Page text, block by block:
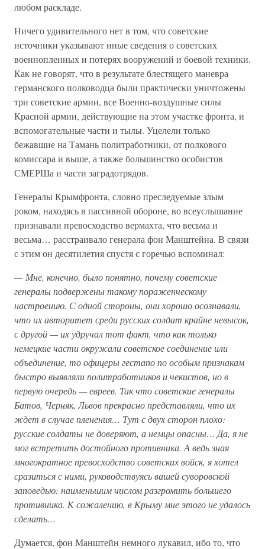
любом раскладе.
Ничего удивительного нет в том, что советские
источники указывают иные сведения о советских
военнопленных и потерях вооружений и боевой техники.
Как не говорят, что в результате блестящего маневра
германского полководца были практически уничтожены
три советские армии, все Военно-воздушные силы
Красной армии, действующие на этом участке фронта, и
вспомогательные части и тылы. Уцелели только
бежавшие на Тамань политработники, от полкового
комиссара и выше, а также большинство особистов
СМЕРШа и части заградотрядов.
Генералы Крымфронта, словно преследуемые злым
роком, находясь в пассивной обороне, во всеуслышание
признавали превосходство вермахта, что весьма и
весьма… расстраивало генерала фон Манштейна. В связи
с этим он десятилетия спустя с горечью вспоминал:
— Мне, конечно, было понятно, почему советские
генералы подвержены такому пораженческому
настроению. С одной стороны, они хорошо осознавали,
что их авторитет среди русских солдат крайне невысок,
с другой — их удручал тот факт, что как только
немецкие части окружали советское соединение или
объединение, то офицеры гестапо по особым признакам
быстро выявляли политработников и чекистов, но в
первую очередь — евреев. Так что советские генералы
Батов, Черняк, Львов прекрасно представляли, что их
ждет в случае пленения… Тут с двух сторон плохо:
русские солдаты не доверяют, а немцы опасны… Да, я не
мог встретить достойного противника. А ведь зная
многократное превосходство советских войск, я хотел
сразиться с ними, руководствуясь вашей суворовской
заповедью: наименьшим числом разгромить большего
противника. К сожалению, в Крыму мне этого не удалось
сделать…
Думается, фон Манштейн немного лукавил, ибо то, что